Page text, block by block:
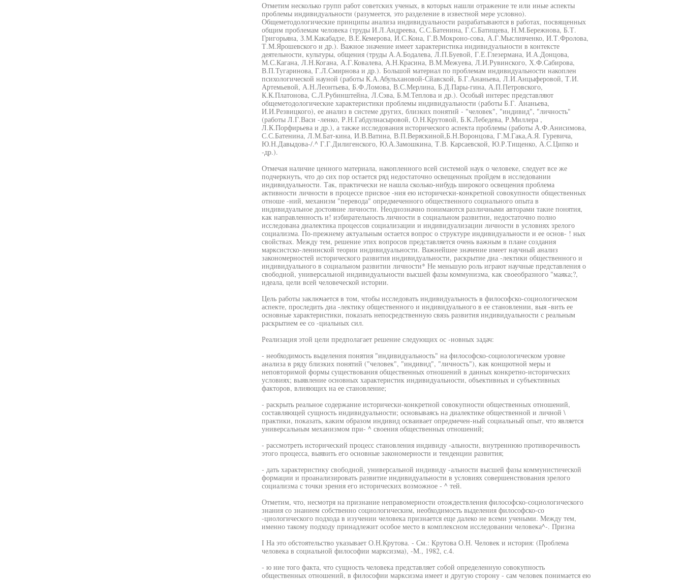
Отметим несколько групп работ советских ученых, в которых нашли отражение те или иные аспекты
проблемы индивидуальности (разумеется, это разделение в известной мере условно).
Общеметодологические принципы анализа индивидуальности разрабатываются в работах, посвященных
общим проблемам человека (труды И.Л.Андреева, С.С.Батенина, Г.С.Батищева, Н.М.Бережнова, Б.Т.
Григорьяна, З.М.Какабадзе, В.Е.Кемерова, И.С.Кона, Г.В.Мокроно-сова, А.Г.Мысливченко, И.Т.Фролова,
Т.М.Ярошевского и др.). Важное значение имеет характеристика индивидуальности в контексте
деятельности, культуры, общения (труды А.А.Бодалева, Л.П.Буевой, Г.Е.Глезермана, И.А.Донцова,
М.С.Кагана, Л.Н.Когана, А.Г.Ковалева, А.Н.Красина, В.М.Межуева, Л.И.Рувинского, Х.Ф.Сабирова,
В.П.Тугаринова, Г.Л.Смирнова и др.). Большой материал по проблемам индивидуальности накоплен
психологической науной (работы К.А.Абульхановой-Сйавской, Б.Г.Ананьева, Л.И.Анцыферовой, Т.И.
Артемьевой, А.Н.Леонтьева, Б.Ф.Ломова, В.С.Мерлина, Б.Д.Пары-гина, А.П.Петровского,
К.К.Платонова, С.Л.Рубинштейна, Л.Сэва, Б.М.Теплова и др.). Особый интерес представляют
общеметодологические характеристики проблемы индивидуальности (работы Б.Г. Ананьева,
И.И.Резвицкого), ее анализ в системе других, близких понятий - "человек", "индивид", "личность"
(работы Л.Г.Васи -ленко, Р.Н.Габдулнасыровой, О.Н.Крутовой, Б.К.Лебедева, Р.Миллера ,
Л.К.Порфирьева и др.), а также исследования исторического аспекта проблемы (работы А.Ф.Анисимова,
С.С.Батенина, Л.М.Бат-кина, И.В.Ватина, В.П.Веряскиной,Б.Н.Воронцова, Г.М.Гака,А.Я. Гуревича,
Ю.Н.Давыдова-/.^ Г.Г.Дилигенского, Ю.А.Замошкина, Т.В. Карсаевской, Ю.Р.Тищенко, А.С.Ципко и
-др.).
Отмечая наличие ценного материала, накопленного всей системой наук о человеке, следует все же
подчеркнуть, что до сих пор остается ряд недостаточно освещенных пройдем в исследовании
индивидуальности. Так, практически не нашла сколько-нибудь широкого освещения проблема
активности личности в процессе присвое -ния ею исторически-конкретной совокупности общественных
отноше -ний, механизм "перевода" опредмеченного общественного социального опыта в
индивидуальное достояние личности. Неоднозначно понимаются различными авторами такие понятия,
как направленность и! избирательность личности в социальном развитии, недостаточно полно
исследована диалектика процессов социализации и индивидуализации личности в условиях зрелого
социализма. По-прежнему актуальным остается вопрос о структуре индивидуальности и ее основ- ! ных
свойствах. Между тем, решение этих вопросов представляется очень важным в плане создания
марксистско-ленинской теории индивидуальности. Важнейшее значение имеет научный анализ
закономерностей исторического развития индивидуальности, раскрытие диа -лектики общественного и
индивидуального в социальном развитии личности* Не меньшую роль играют научные представления о
свободной, универсальной индивидуальности высшей фазы коммунизма, как своеобразного "маяка;?,
идеала, цели всей человеческой истории.
Цель работы заключается в том, чтобы исследовать индивидуальность в философско-социологическом
аспекте, проследить диа -лектику общественного и индивидуального в ее становлении, выя -вить ее
основные характеристики, показать непосредственную связь развития индивидуальности с реальным
раскрытием ее со -циальных сил.
Реализация этой цели предполагает решение следующих ос -новных задач:
- необходимость выделения понятия "индивидуальность" на философско-социологическом уровне
анализа в ряду близких понятий ("человек", "индивид", "личность"), как конщютной меры и
неповторимой формы существования общественных отношений в данных конкретно-исторических
условиях; выявление основных характеристик индивидуальности, объективных и субъективных
факторов, влияющих на ее становление;
- раскрыть реальное содержание исторически-конкретной совокупности общественных отношений,
составляющей сущность индивидуальности; основываясь на диалектике общественной и личной \
практики, показать, каким образом индивид осваивает опредмечен-ный социальный опыт, что является
универсальным механизмом при- ^ своения общественных отношений;
- рассмотреть исторический процесс становления индивиду -альности, внутреннюю противоречивость
этого процесса, выявить его основные закономерности и тенденции развития;
- дать характеристику свободной, универсальной индивиду -альности высшей фазы коммунистической
формации и проанализировать развитие индивидуальности в условиях совершенствования зрелого
социализма с точки зрения его исторических возможное - ^ тей.
Отметим, что, несмотря на признание неправомерности отождествления философско-социологического
знания со знанием собственно социологическим, необходимость выделения философско-со
-циологического подхода в изучении человека признается еще далеко не всеми учеными. Между тем,
именно такому подходу принадлежит особое место в комплексном исследовании человека^-. Призна
I На это обстоятельство указывает О.Н.Крутова. - См.: Крутова О.Н. Человек и история: (Проблема
человека в социальной философии марксизма), -М., 1982, с.4.
- ю ние того факта, что сущность человека представляет собой определенную совокупность
общественных отношений, в философии марксизма имеет и другую сторону - сам человек понимается ею